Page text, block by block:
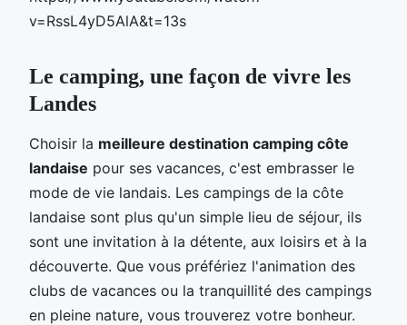
v=RssL4yD5AlA&t=13s
Le camping, une façon de vivre les
Landes
Choisir la meilleure destination camping côte
landaise pour ses vacances, c'est embrasser le
mode de vie landais. Les campings de la côte
landaise sont plus qu'un simple lieu de séjour, ils
sont une invitation à la détente, aux loisirs et à la
découverte. Que vous préfériez l'animation des
clubs de vacances ou la tranquillité des campings
en pleine nature, vous trouverez votre bonheur.